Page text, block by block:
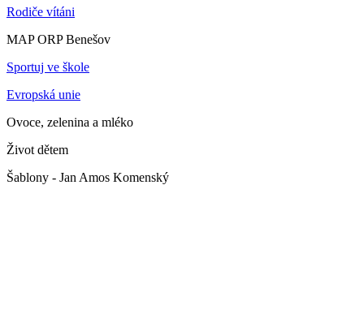
Rodiče vítáni
MAP ORP Benešov
Sportuj ve škole
Evropská unie
Ovoce, zelenina a mléko
Život dětem
Šablony - Jan Amos Komenský